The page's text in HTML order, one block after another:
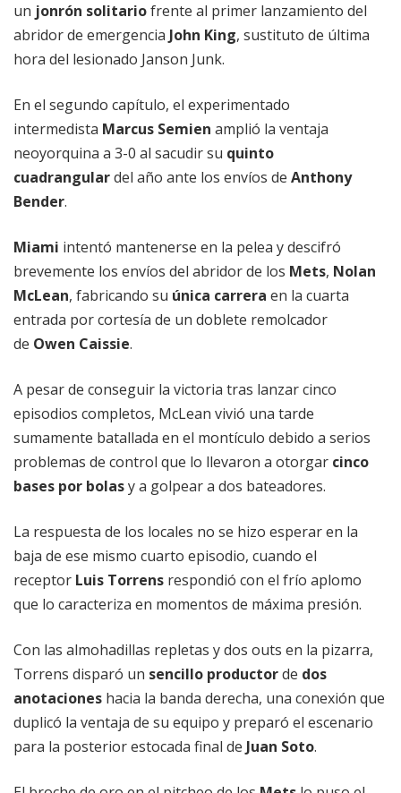
un jonrón solitariofrente al primer lanzamiento del
abridor de emergencia John King, sustituto de última
hora del lesionado Janson Junk.
En el segundo capítulo, el experimentado
intermedista Marcus Semien amplió la ventaja
neoyorquina a 3-0 al sacudir su quinto
cuadrangulardel año ante los envíos de Anthony
Bender.
Miami intentó mantenerse en la pelea y descifró
brevemente los envíos del abridor de los Mets, Nolan
McLean, fabricando su única carrera en la cuarta
entrada por cortesía de un doblete remolcador
de Owen Caissie.
A pesar de conseguir la victoria tras lanzar cinco
episodios completos, McLean vivió una tarde
sumamente batallada en el montículo debido a serios
problemas de control que lo llevaron a otorgar cinco
bases por bolasy a golpear a dos bateadores.
La respuesta de los locales no se hizo esperar en la
baja de ese mismo cuarto episodio, cuando el
receptor Luis Torrens respondió con el frío aplomo
que lo caracteriza en momentos de máxima presión.
Con las almohadillas repletas y dos outs en la pizarra,
Torrens disparó un sencillo productorde dos
anotaciones hacia la banda derecha, una conexión que
duplicó la ventaja de su equipo y preparó el escenario
para la posterior estocada final de Juan Soto.